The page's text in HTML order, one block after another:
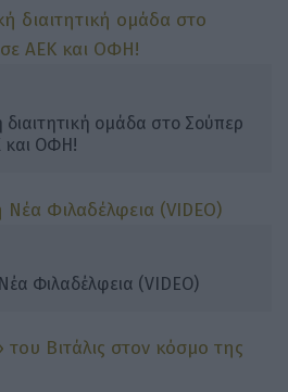
διαιτητική ομάδα στο Σούπερ
και ΟΦΗ!
Φιλαδέλφεια (VIDEO)